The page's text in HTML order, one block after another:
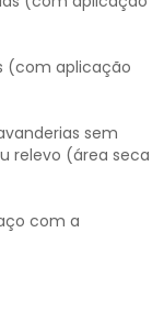
(com aplicação
sem
relevo (área seca
com a